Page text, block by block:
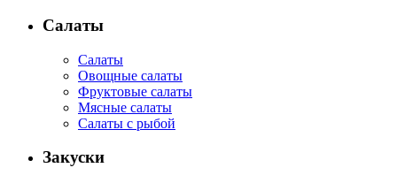
Салаты
Салаты
Овощные салаты
Фруктовые салаты
Мясные салаты
Салаты с рыбой
Закуски